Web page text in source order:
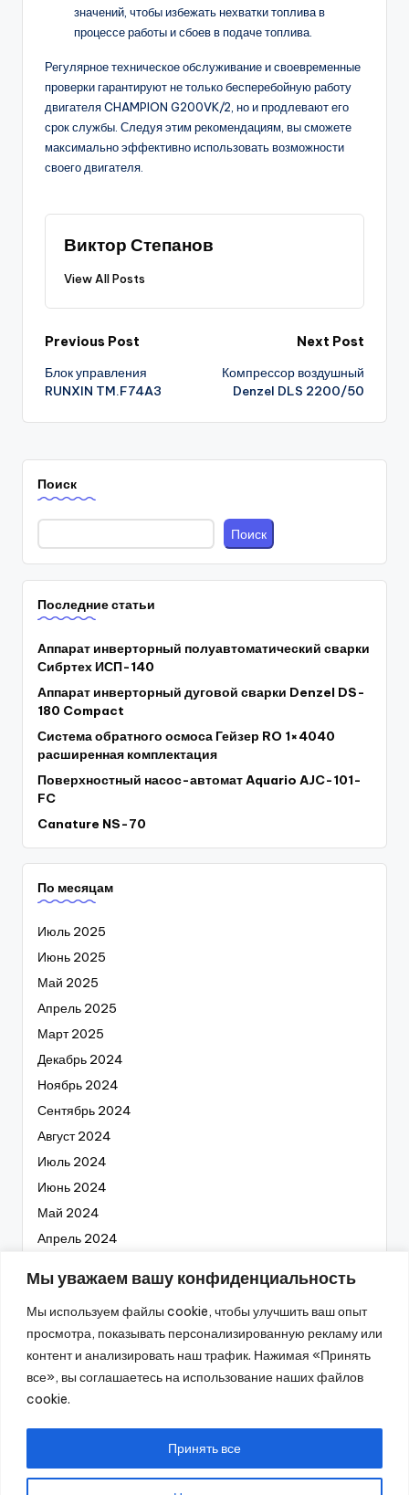
Мы уважаем вашу конфиденциальность
Мы используем файлы cookie, чтобы улучшить ваш опыт
просмотра, показывать персонализированную рекламу или
контент и анализировать наш трафик. Нажимая «Принять
все», вы соглашаетесь на использование наших файлов
cookie.
Принять все
значений, чтобы избежать нехватки топлива в
процессе работы и сбоев в подаче топлива.
Регулярное техническое обслуживание и своевременные
проверки гарантируют не только бесперебойную работу
двигателя CHAMPION G200VK/2, но и продлевают его
срок службы. Следуя этим рекомендациям, вы сможете
максимально эффективно использовать возможности
своего двигателя.
Виктор Степанов
View All Posts
Post
navigation
Previous Post
Блок управления
RUNXIN TM.F74A3
Next Post
Компрессор воздушный
Denzel DLS 2200/50
Поиск
Поиск
Последние статьи
Аппарат инверторный полуавтоматический сварки
Сибртех ИСП-140
Аппарат инверторный дуговой сварки Denzel DS-
180 Compact
Система обратного осмоса Гейзер RO 1×4040
расширенная комплектация
Поверхностный насос-автомат Aquario AJC-101-
FC
Canature NS-70
По месяцам
Июль 2025
Июнь 2025
Май 2025
Апрель 2025
Март 2025
Декабрь 2024
Ноябрь 2024
Сентябрь 2024
Август 2024
Июль 2024
Июнь 2024
Май 2024
Апрель 2024
Февраль 2024
Январь 2024
Декабрь 2023
Октябрь 2023